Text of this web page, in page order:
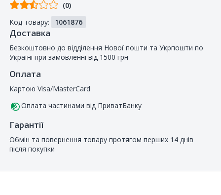
Відгуків
покупців
(0)
Код товару:
1061876
Доставка
Безкоштовно до відділення Нової пошти та Укрпошти по
Україні при замовленні від 1500 грн
Оплата
Картою Visa/MasterCard
Оплата частинами від ПриватБанку
Гарантії
Обмін та повернення товару протягом перших 14 днів
після покупки